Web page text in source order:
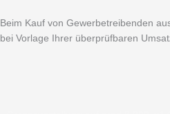
Beim Kauf von Gewerbetreibenden
bei Vorlage Ihrer überprüfbaren